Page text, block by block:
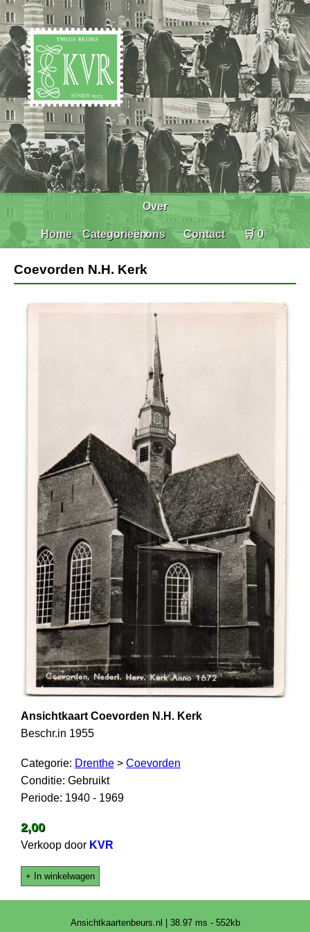
Home Categorieën
Over
ons Contact 🛒 0
Coevorden N.H. Kerk
Ansichtkaart Coevorden N.H. Kerk
Beschr.in 1955
Categorie: Drenthe > Coevorden
Conditie: Gebruikt
Periode: 1940 - 1969
2,00
Verkoop door KVR
+ In winkelwagen
Ansichtkaartenbeurs.nl | 38.97 ms - 552kb